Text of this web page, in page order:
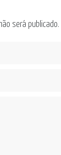
será publicado.